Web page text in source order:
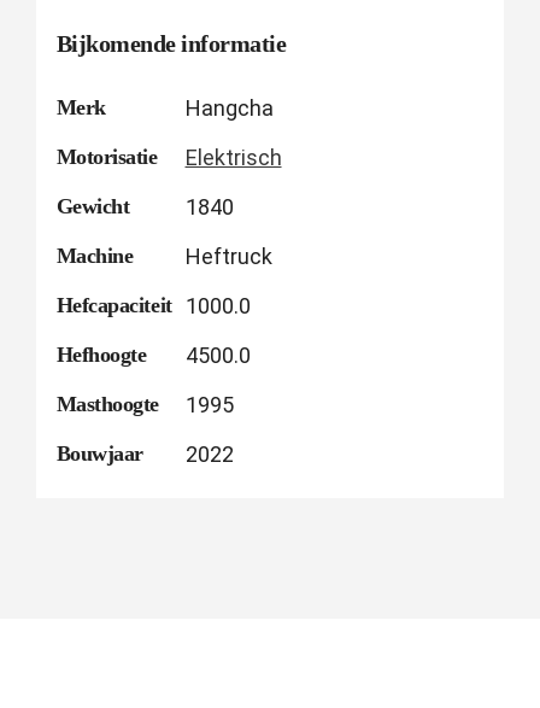
Bijkomende informatie
Merk Hangcha
Motorisatie Elektrisch
Gewicht 1840
Machine Heftruck
Hefcapaciteit 1000.0
Hefhoogte 4500.0
Masthoogte 1995
Bouwjaar 2022